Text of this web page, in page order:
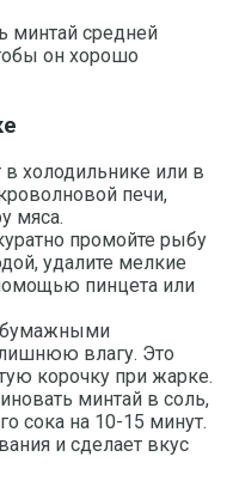
минтай средней
он хорошо
холодильнике или в
печи,
мяса.
промойте рыбу
удалите мелкие
пинцета или
бумажными
влагу. Это
корочку при жарке.
минтай в соль,
сока на 10-15 минут.
и сделает вкус